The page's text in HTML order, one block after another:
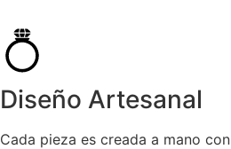
Diseño Artesanal
Cada pieza es creada a mano